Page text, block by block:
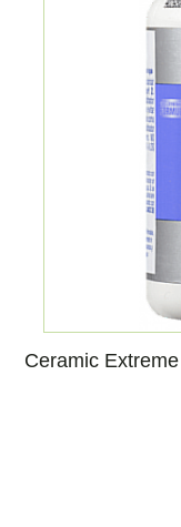
Ceramic